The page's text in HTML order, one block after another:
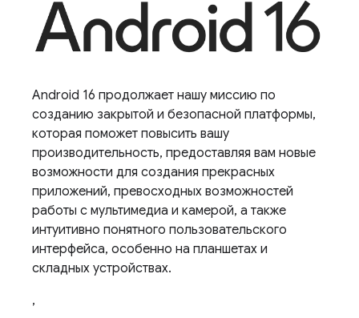
Android 16 продолжает нашу миссию по
созданию закрытой и безопасной платформы,
которая поможет повысить вашу
производительность, предоставляя вам новые
возможности для создания прекрасных
приложений, превосходных возможностей
работы с мультимедиа и камерой, а также
интуитивно понятного пользовательского
интерфейса, особенно на планшетах и ​​
складных устройствах.
,